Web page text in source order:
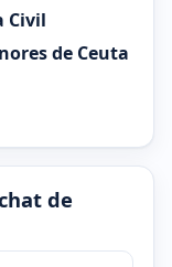
Civil
de Ceuta
de